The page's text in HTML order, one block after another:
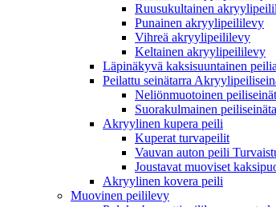
Ruusukultainen
Punainen akryylipeililevy
Vihreä akryylipeililevy
Keltainen akryylipeililevy
Läpinäkyvä kaksisuuntainen
Peilattu seinätarra
Neliönmuotoinen
Suorakulmainen
Akryylinen kupera peili
Kuperat turvapeilit
Vauvan auton peili
Joustavat muoviset
Akryylinen kovera peili
Muovinen peililevy